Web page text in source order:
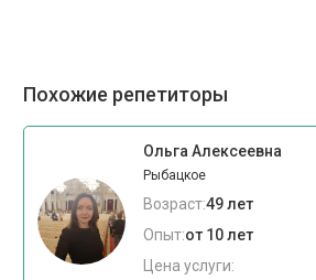
Похожие репетиторы
Ольга Алексеевна
Рыбацкое
Возраст:49 лет
Опыт:от 10 лет
Цена услуги: